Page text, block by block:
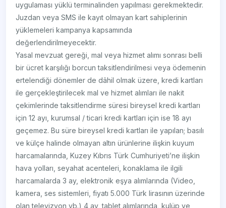
uygulaması yüklü terminalinden yapılması gerekmektedir.
Juzdan veya SMS ile kayıt olmayan kart sahiplerinin
yüklemeleri kampanya kapsamında
değerlendirilmeyecektir.
Yasal mevzuat gereği, mal veya hizmet alımı sonrası belli
bir ücret karşılığı borcun taksitlendirilmesi veya ödemenin
ertelendiği dönemler de dâhil olmak üzere, kredi kartları
ile gerçekleştirilecek mal ve hizmet alımları ile nakit
çekimlerinde taksitlendirme süresi bireysel kredi kartları
için 12 ayı, kurumsal / ticari kredi kartları için ise 18 ayı
geçemez. Bu süre bireysel kredi kartları ile yapılan; basılı
ve külçe halinde olmayan altın ürünlerine ilişkin kuyum
harcamalarında, Kuzey Kıbrıs Türk Cumhuriyeti’ne ilişkin
hava yolları, seyahat acenteleri, konaklama ile ilgili
harcamalarda 3 ay, elektronik eşya alımlarında (Video,
kamera, ses sistemleri, fiyatı 5.000 Türk lirasının üzerinde
olan televizyon vb.) 4 ay, tablet alımlarında, kulüp ve